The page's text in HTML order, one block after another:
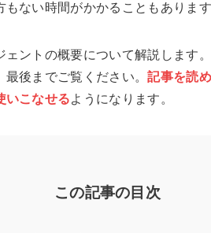
ない時間がかかることもあります
ェントの概要について解説します
最後までご覧ください。記事を読
いこなせるようになります。
この記事の目次